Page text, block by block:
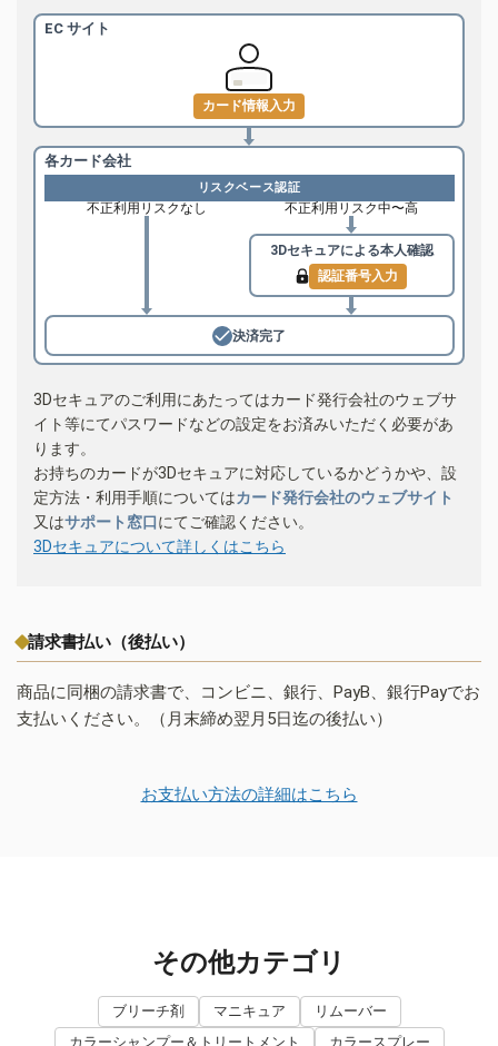
EC サイト
カード情報入力
各カード会社
リスクベース認証
不正利用リスクなし 不正利用リスク中〜高
3Dセキュアによる本人確認
認証番号入力
決済完了
3Dセキュアのご利用にあたってはカード発行会社のウェブサ
イト等にてパスワードなどの設定をお済みいただく必要があ
ります。
お持ちのカードが3Dセキュアに対応しているかどうかや、設
定方法・利用手順についてはカード発行会社のウェブサイト
又はサポート窓口にてご確認ください。
3Dセキュアについて詳しくはこちら
請求書払い（後払い）
商品に同梱の請求書で、コンビニ、銀行、PayB、銀行Payでお
支払いください。（月末締め翌月5日迄の後払い）
お支払い方法の詳細はこちら
その他カテゴリ
ブリーチ剤 マニキュア
リムーバー
カラーシャンプー＆トリートメント
カラースプレー